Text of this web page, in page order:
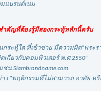
แบรนด์เนม
ำคัญที่ต้องรู้มีสองกระทู้หลักนี้ครับ
กระทู้ใด ที่เข้าข่าย มีความผิด“พระ
เกี่ยวกับคอมพิวเตอร์ พ.ศ.2550”
น Siambrandname.com
ง "พฤติกรรมที่ไม่สามารถ อาศัย ห